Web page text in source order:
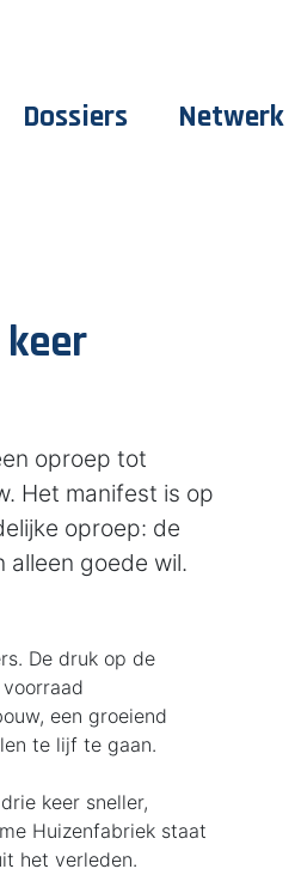
Dossiers Netwerk
oproep tot
Het manifest is op
oproep: de
alleen goede wil.
De druk op de
een groeiend
te lijf te gaan.
keer sneller,
Huizenfabriek staat
het verleden.